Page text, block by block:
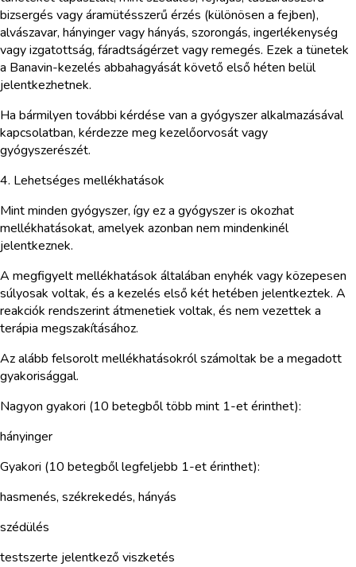
bizsergés vagy áramütésszerű érzés (különösen a fejben),
alvászavar, hányinger vagy hányás, szorongás, ingerlékenység
vagy izgatottság, fáradtságérzet vagy remegés. Ezek a tünetek
a Banavin-kezelés abbahagyását követő első héten belül
jelentkezhetnek.
Ha bármilyen további kérdése van a gyógyszer alkalmazásával
kapcsolatban, kérdezze meg kezelőorvosát vagy
gyógyszerészét.
4. Lehetséges mellékhatások
Mint minden gyógyszer, így ez a gyógyszer is okozhat
mellékhatásokat, amelyek azonban nem mindenkinél
jelentkeznek.
A megfigyelt mellékhatások általában enyhék vagy közepesen
súlyosak voltak, és a kezelés első két hetében jelentkeztek. A
reakciók rendszerint átmenetiek voltak, és nem vezettek a
terápia megszakításához.
Az alább felsorolt mellékhatásokról számoltak be a megadott
gyakorisággal.
Nagyon gyakori (10 betegből több mint 1-et érinthet):
hányinger
Gyakori (10 betegből legfeljebb 1-et érinthet):
hasmenés, székrekedés, hányás
szédülés
testszerte jelentkező viszketés